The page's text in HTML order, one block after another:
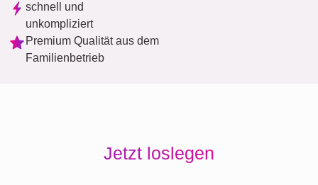
schnell und
unkompliziert
Premium Qualität aus dem
Familienbetrieb
Jetzt loslegen